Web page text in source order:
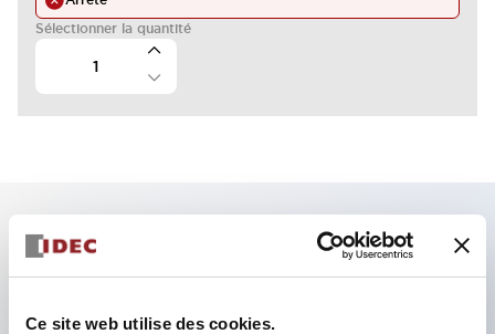
Ce site web utilise des cookies.
Sélectionner la quantité
Caractéristiques clés
Emplacements Zone 0 / Classe I Division 1